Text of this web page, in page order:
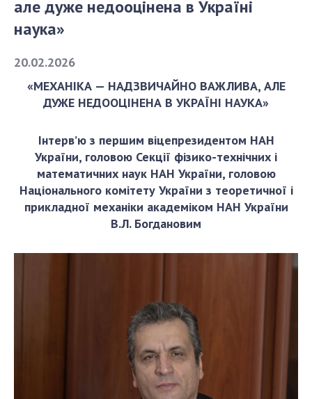
СТРУКТУРА
Президія НАН України
Апарат Президії
наук
Секція хімічних і біологічних наук
Секція суспільних і гуманітарних наук
Установи при Президії
Ради, комітети та комісії
Наукові центри МОН та НАН України
Громадські організації
Засідання Президії НАН України
Сесії Загальних зборів НАН України
але дуже недооцінена в Україні
наука»
20.02.2026
«МЕХАНІКА — НАДЗВИЧАЙНО ВАЖЛИВА, АЛЕ
ДУЖЕ НЕДООЦІНЕНА В УКРАЇНІ НАУКА»
Інтерв’ю з першим віцепрезидентом НАН
України, головою Секції фізико-технічних і
математичних наук НАН України, головою
Національного комітету України з теоретичної і
прикладної механіки академіком НАН України
В.Л. Богдановим